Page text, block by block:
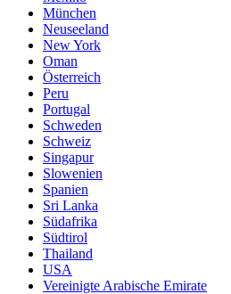
München
Neuseeland
New York
Oman
Österreich
Peru
Portugal
Schweden
Schweiz
Singapur
Slowenien
Spanien
Sri Lanka
Südafrika
Südtirol
Thailand
USA
Vereinigte Arabische Emirate